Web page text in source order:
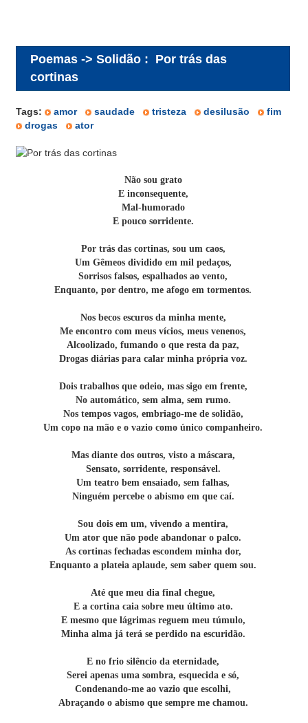
Poemas -> Solidão : Por trás das
cortinas
Tags: amor saudade tristeza desilusão
fim
drogas
ator
Não sou grato
E inconsequente,
Mal-humorado
E pouco sorridente.
Por trás das cortinas, sou um caos,
Um Gêmeos dividido em mil pedaços,
Sorrisos falsos, espalhados ao vento,
Enquanto, por dentro, me afogo em tormentos.
Nos becos escuros da minha mente,
Me encontro com meus vícios, meus venenos,
Alcoolizado, fumando o que resta da paz,
Drogas diárias para calar minha própria voz.
Dois trabalhos que odeio, mas sigo em frente,
No automático, sem alma, sem rumo.
Nos tempos vagos, embriago-me de solidão,
Um copo na mão e o vazio como único companheiro.
Mas diante dos outros, visto a máscara,
Sensato, sorridente, responsável.
Um teatro bem ensaiado, sem falhas,
Ninguém percebe o abismo em que caí.
Sou dois em um, vivendo a mentira,
Um ator que não pode abandonar o palco.
As cortinas fechadas escondem minha dor,
Enquanto a plateia aplaude, sem saber quem sou.
Até que meu dia final chegue,
E a cortina caia sobre meu último ato.
E mesmo que lágrimas reguem meu túmulo,
Minha alma já terá se perdido na escuridão.
E no frio silêncio da eternidade,
Serei apenas uma sombra, esquecida e só,
Condenando-me ao vazio que escolhi,
Abraçando o abismo que sempre me chamou.